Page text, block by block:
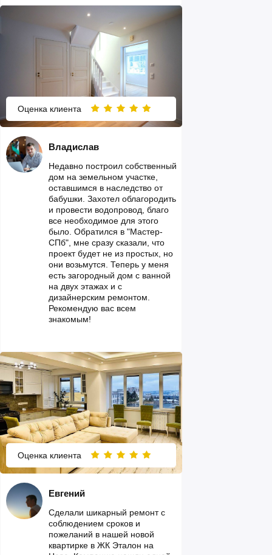
Оценка клиента
Недавно построил собственный
дом на земельном участке,
оставшимся в наследство от
бабушки. Захотел облагородить
и провести водопровод, благо
все необходимое для этого
было. Обратился в "Мастер-
СПб", мне сразу сказали, что
проект будет не из простых, но
они возьмутся. Теперь у меня
есть загородный дом с ванной
на двух этажах и с
дизайнерским ремонтом.
Рекомендую вас всем
знакомым!
Владислав
Оценка клиента
Сделали шикарный ремонт с
соблюдением сроков и
пожеланий в нашей новой
квартирке в ЖК Эталон на
Евгений